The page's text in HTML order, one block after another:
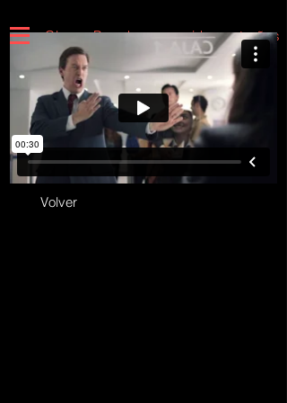
Claro - Para hacer sonidos extraños
Volver